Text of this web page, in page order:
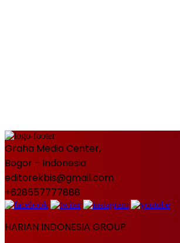
Graha Media Center,
Bogor - Indonesia
editorekbis@gmail.com
+628557777888
HARIAN INDONESIA GROUP